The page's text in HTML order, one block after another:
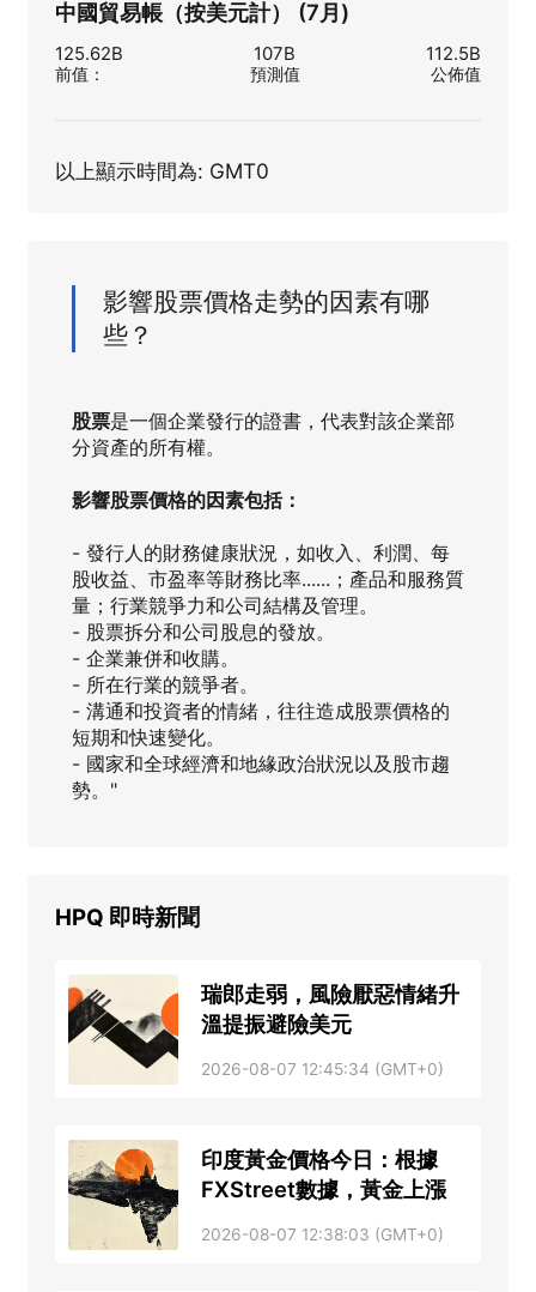
中國貿易帳（按美元計） (7月)
125.62B
前值 ：
107B
預測值
112.5B
公佈值
以上顯示時間為: GMT0
影響股票價格走勢的因素有哪
些？
股票是一個企業發行的證書，代表對該企業部
分資產的所有權。
影響股票價格的因素包括：
- 發行人的財務健康狀況，如收入、利潤、每
股收益、市盈率等財務比率......；產品和服務質
量；行業競爭力和公司結構及管理。
- 股票拆分和公司股息的發放。
- 企業兼併和收購。
- 所在行業的競爭者。
- 溝通和投資者的情緒，往往造成股票價格的
短期和快速變化。
- 國家和全球經濟和地緣政治狀況以及股市趨
勢。"
HPQ 即時新聞
瑞郎走弱，風險厭惡情緒升
溫提振避險美元
2026-08-07 12:45:34 (GMT+0)
印度黃金價格今日：根據
FXStreet數據，黃金上漲
2026-08-07 12:38:03 (GMT+0)